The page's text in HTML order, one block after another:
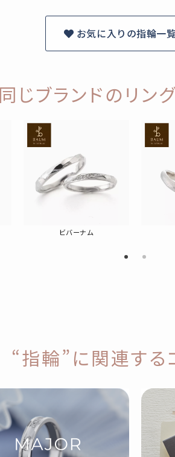
お気に入りの指輪一
同じブランドのリン
ビバーナム
“指輪”に関連する